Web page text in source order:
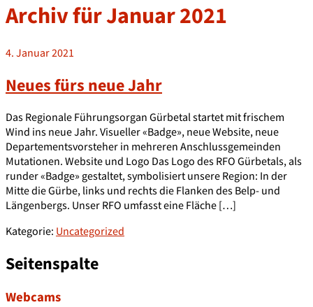
Archiv für Januar 2021
4. Januar 2021
Neues fürs neue Jahr
Das Regionale Führungsorgan Gürbetal startet mit frischem
Wind ins neue Jahr. Visueller «Badge», neue Website, neue
Departementsvorsteher in mehreren Anschlussgemeinden
Mutationen. Website und Logo Das Logo des RFO Gürbetals, als
runder «Badge» gestaltet, symbolisiert unsere Region: In der
Mitte die Gürbe, links und rechts die Flanken des Belp- und
Längenbergs. Unser RFO umfasst eine Fläche […]
Kategorie: Uncategorized
Seitenspalte
Webcams